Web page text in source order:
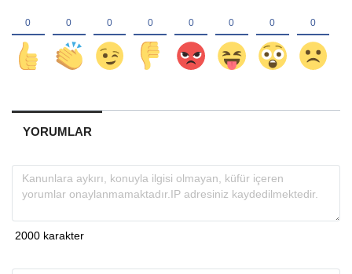
YORUMLAR